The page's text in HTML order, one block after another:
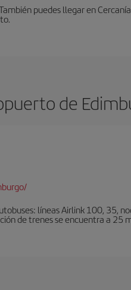
puedes llegar en
de
líneas Airlink 100, 35,
de trenes se encuentra a